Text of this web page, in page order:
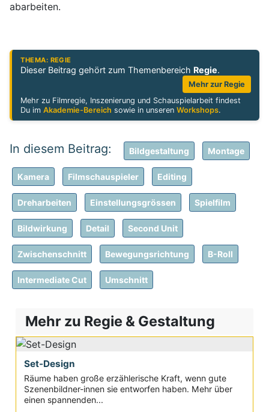
abarbeiten.
THEMA: REGIE
Dieser Beitrag gehört zum Themenbereich Regie.
Mehr zur Regie
Mehr zu Filmregie, Inszenierung und Schauspielarbeit findest
Du imAkademie-Bereich sowie in unserenWorkshops.
Bildgestaltung Montage
Kamera Filmschauspieler Editing
Dreharbeiten Einstellungsgrössen Spielfilm
Bildwirkung Detail Second Unit
Zwischenschnitt Bewegungsrichtung B-Roll
Intermediate Cut Umschnitt
Mehr zu Regie & Gestaltung
Set-Design
Räume haben große erzählerische Kraft, wenn gute
Szenenbildner-innen sie entworfen haben. Mehr über
einen spannenden...